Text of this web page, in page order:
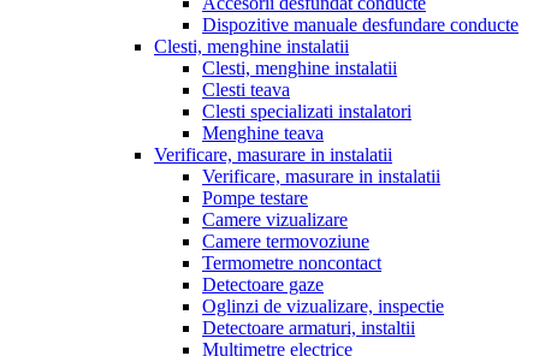
Dispozitive manuale desfundare conducte
Clesti, menghine instalatii
Clesti, menghine instalatii
Clesti teava
Clesti specializati instalatori
Menghine teava
Verificare, masurare in instalatii
Verificare, masurare in instalatii
Pompe testare
Camere vizualizare
Camere termovoziune
Termometre noncontact
Detectoare gaze
Oglinzi de vizualizare, inspectie
Detectoare armaturi, instaltii
Multimetre electrice